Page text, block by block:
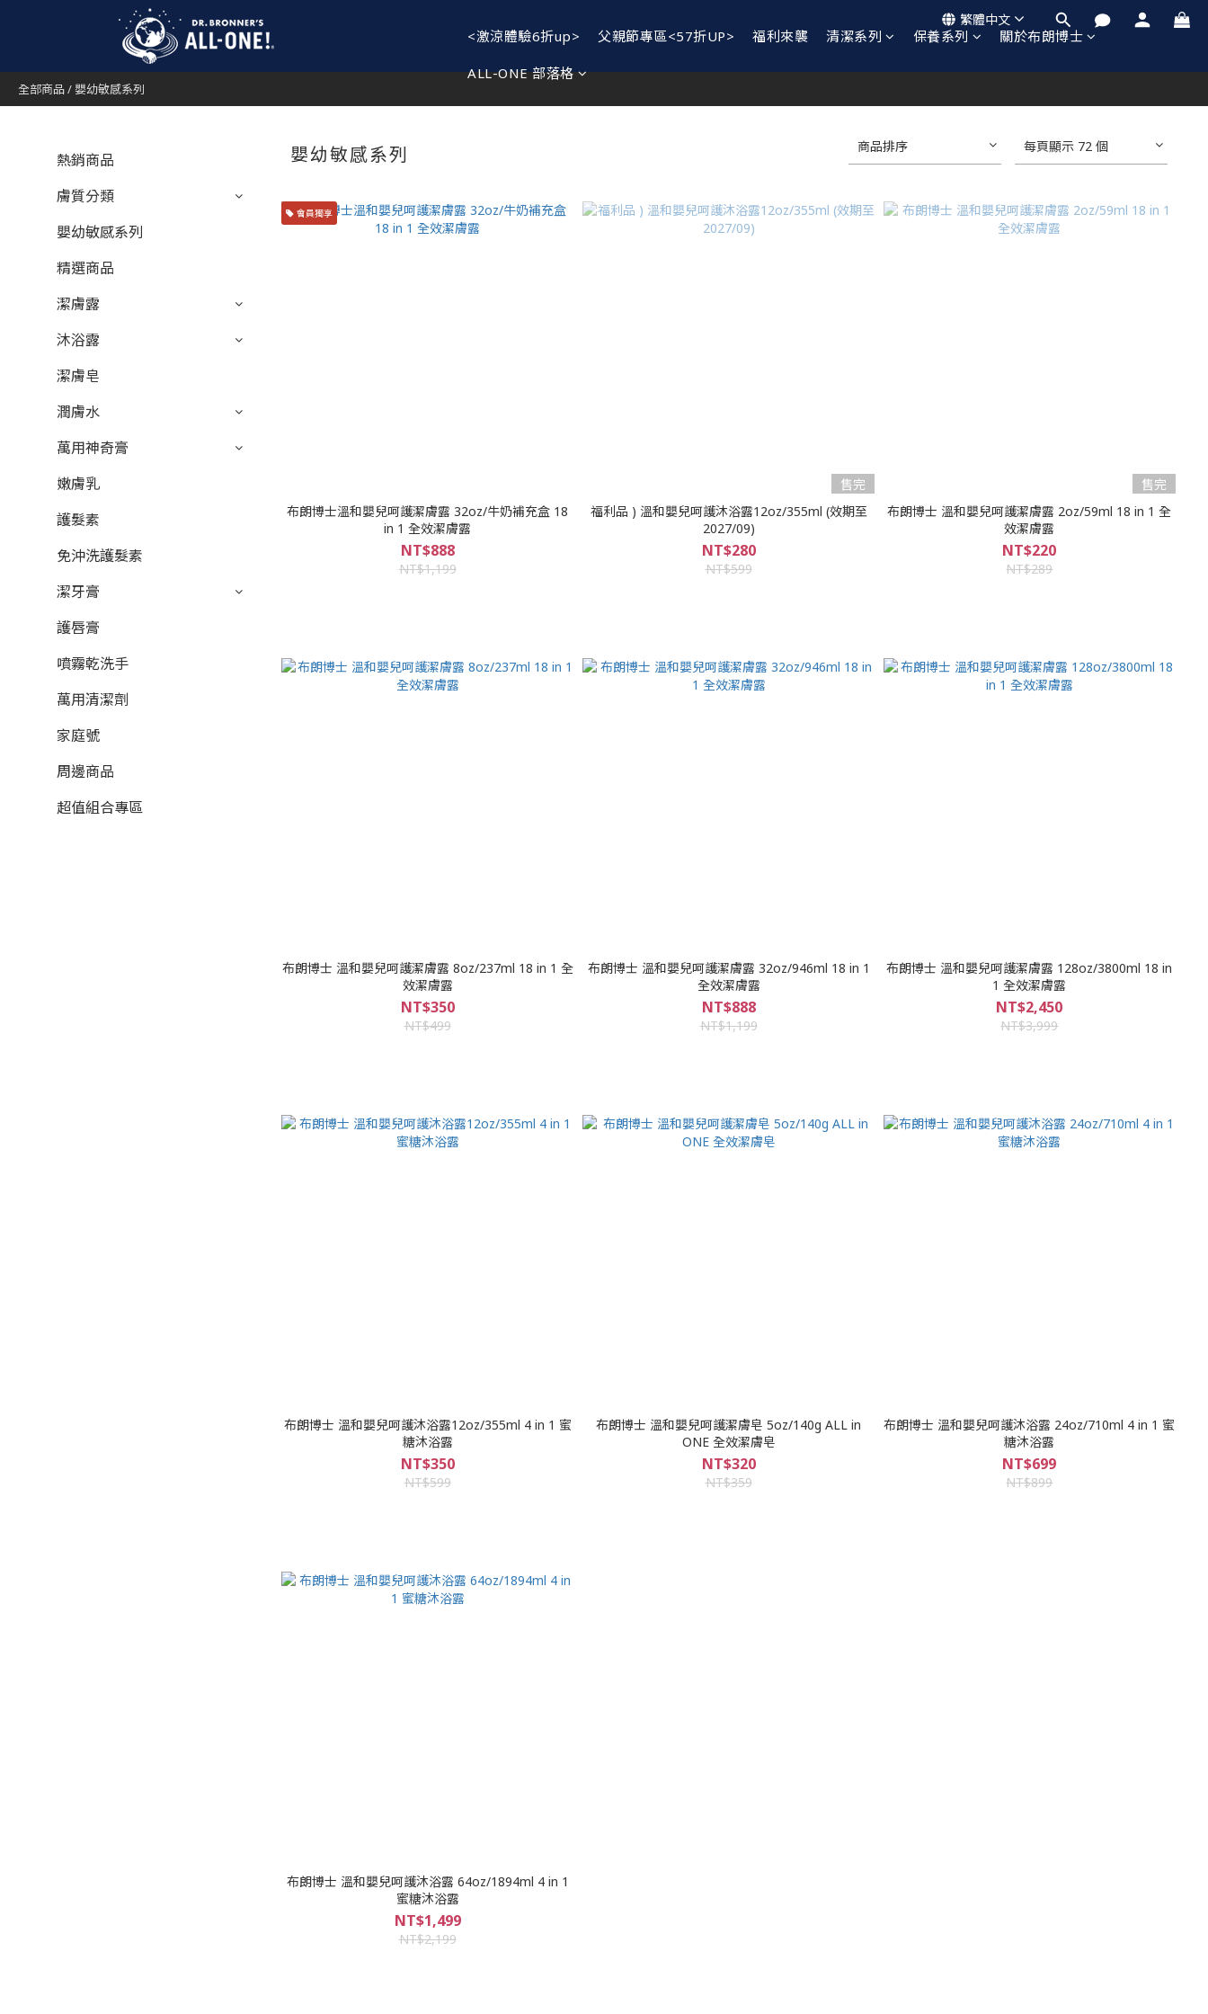
<激涼體驗6折up> 父親節專區<57折UP> 福利來襲 清潔系列 保養系列 關於布朗博士
ALL-ONE 部落格
繁體中文
全部商品/嬰幼敏感系列
熱銷商品
膚質分類
嬰幼敏感系列
精選商品
潔膚露
沐浴露
潔膚皂
潤膚水
萬用神奇膏
嫩膚乳
護髮素
免沖洗護髮素
潔牙膏
護唇膏
噴霧乾洗手
萬用清潔劑
家庭號
周邊商品
超值組合專區
嬰幼敏感系列 商品排序 每頁顯示 72 個
會員獨享
布朗博士溫和嬰兒呵護潔膚露 32oz/牛奶補充盒 18
in 1 全效潔膚露
NT$888
NT$1,199
售完
福利品 ) 溫和嬰兒呵護沐浴露12oz/355ml (效期至
2027/09)
NT$280
NT$599
售完
布朗博士 溫和嬰兒呵護潔膚露 2oz/59ml 18 in 1 全
效潔膚露
NT$220
NT$289
布朗博士 溫和嬰兒呵護潔膚露 8oz/237ml 18 in 1 全
效潔膚露
NT$350
NT$499
布朗博士 溫和嬰兒呵護潔膚露 32oz/946ml 18 in 1
全效潔膚露
NT$888
NT$1,199
布朗博士 溫和嬰兒呵護潔膚露 128oz/3800ml 18 in
1 全效潔膚露
NT$2,450
NT$3,999
布朗博士 溫和嬰兒呵護沐浴露12oz/355ml 4 in 1 蜜
糖沐浴露
NT$350
NT$599
布朗博士 溫和嬰兒呵護潔膚皂 5oz/140g ALL in
ONE 全效潔膚皂
NT$320
NT$359
布朗博士 溫和嬰兒呵護沐浴露 24oz/710ml 4 in 1 蜜
糖沐浴露
NT$699
NT$899
布朗博士 溫和嬰兒呵護沐浴露 64oz/1894ml 4 in 1
蜜糖沐浴露
NT$1,499
NT$2,199